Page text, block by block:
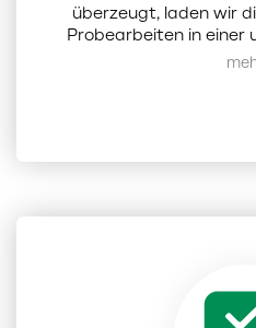
überzeugt, laden wir
Probearbeiten in einer
erhältst du einen